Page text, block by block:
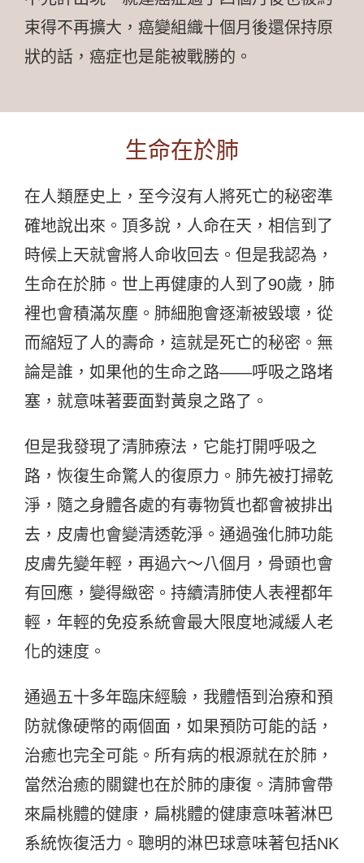
束得不再擴大，癌變組織十個月後還保持原
狀的話，癌症也是能被戰勝的。
生命在於肺
在人類歷史上，至今沒有人將死亡的秘密準
確地說出來。頂多說，人命在天，相信到了
時候上天就會將人命收回去。但是我認為，
生命在於肺。世上再健康的人到了90歲，肺
裡也會積滿灰塵。肺細胞會逐漸被毀壞，從
而縮短了人的壽命，這就是死亡的秘密。無
論是誰，如果他的生命之路——呼吸之路堵
塞，就意味著要面對黃泉之路了。
但是我發現了清肺療法，它能打開呼吸之
路，恢復生命驚人的復原力。肺先被打掃乾
淨，隨之身體各處的有毒物質也都會被排出
去，皮膚也會變清透乾淨。通過強化肺功能
皮膚先變年輕，再過六～八個月，骨頭也會
有回應，變得緻密。持續清肺使人表裡都年
輕，年輕的免疫系統會最大限度地減緩人老
化的速度。
通過五十多年臨床經驗，我體悟到治療和預
防就像硬幣的兩個面，如果預防可能的話，
治癒也完全可能。所有病的根源就在於肺，
當然治癒的關鍵也在於肺的康復。清肺會帶
來扁桃體的健康，扁桃體的健康意味著淋巴
系統恢復活力。聰明的淋巴球意味著包括NK